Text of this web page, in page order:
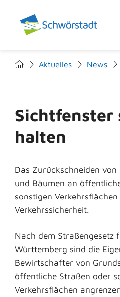
Aktuelles News
Sichtfenster
halten
Das Zurückschneiden von
und Bäumen an
sonstigen
Verkehrssicherheit.
Nach dem Straßengesetz
Württemberg sind die
Bewirtschafter von
öffentliche Straßen oder
Verkehrsflächen